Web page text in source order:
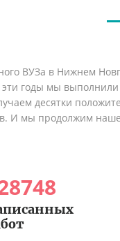
ВУЗа в Нижнем
эти годы мы
десятки
И мы продолжим наше